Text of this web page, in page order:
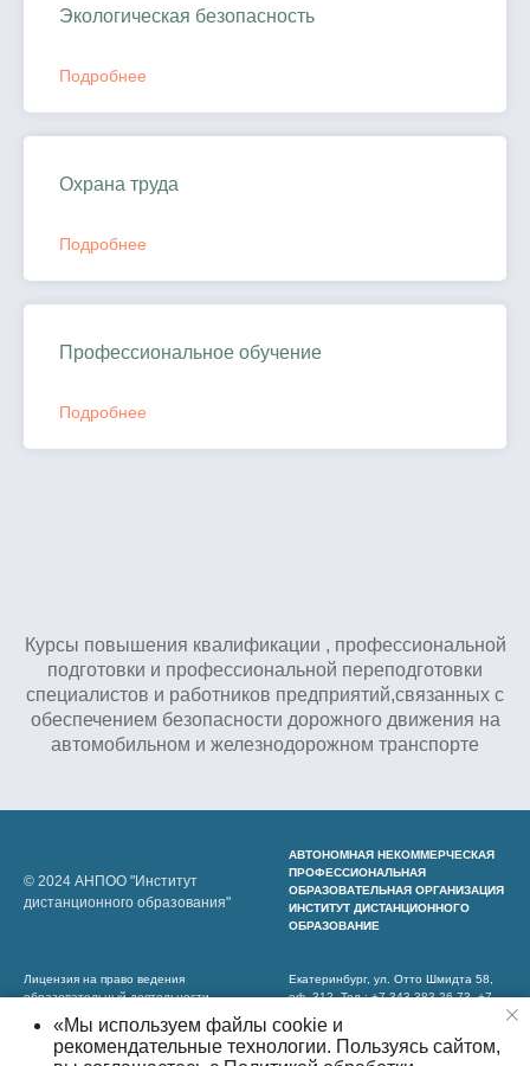
«Мы используем файлы cookie и
рекомендательные технологии. Пользуясь сайтом,
Экологическая безопасность
Подробнее
Охрана труда
Подробнее
Профессиональное обучение
Подробнее
Курсы повышения квалификации , профессиональной
подготовки и профессиональной переподготовки
специалистов и работников предприятий,связанных с
обеспечением безопасности дорожного движения на
автомобильном и железнодорожном транспорте
© 2024 АНПОО "Институт
дистанционного образования"
АВТОНОМНАЯ НЕКОММЕРЧЕСКАЯ
ПРОФЕССИОНАЛЬНАЯ
ОБРАЗОВАТЕЛЬНАЯ ОРГАНИЗАЦИЯ
ИНСТИТУТ ДИСТАНЦИОННОГО
ОБРАЗОВАНИЕ
Лицензия на право ведения
образовательный деятельности
Политика конфиденциальности
Екатеринбург, ул. Отто Шмидта 58,
оф. 312. Тел.: +7 343 383 26 73, +7
Е-майл: rector.ido@gmail.com